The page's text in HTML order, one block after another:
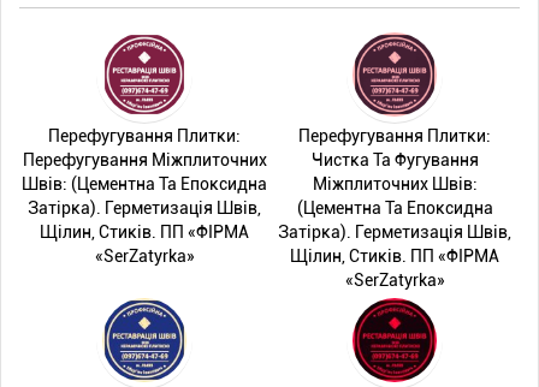
Перефугування Плитки:
Перефугування Міжплиточних
Швів: (Цементна Та Епоксидна
Затірка). Герметизація Швів,
Щілин, Стиків. ПП «ФІРМА
«SerZatyrka»
Перефугування Плитки:
Чистка Та Фугування
Міжплиточних Швів:
(Цементна Та Епоксидна
Затірка). Герметизація Швів,
Щілин, Стиків. ПП «ФІРМА
«SerZatyrka»